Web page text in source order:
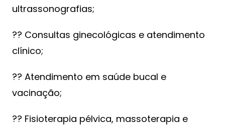
ultrassonografias;
?? Consultas ginecológicas e atendimento
clínico;
?? Atendimento em saúde bucal e
vacinação;
?? Fisioterapia pélvica, massoterapia e